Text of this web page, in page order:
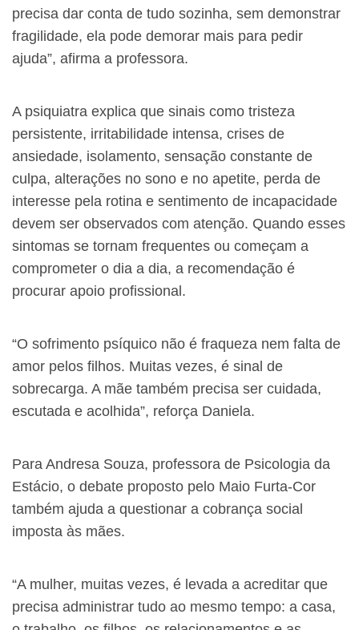
precisa dar conta de tudo sozinha, sem demonstrar
fragilidade, ela pode demorar mais para pedir
ajuda”, afirma a professora.
A psiquiatra explica que sinais como tristeza
persistente, irritabilidade intensa, crises de
ansiedade, isolamento, sensação constante de
culpa, alterações no sono e no apetite, perda de
interesse pela rotina e sentimento de incapacidade
devem ser observados com atenção. Quando esses
sintomas se tornam frequentes ou começam a
comprometer o dia a dia, a recomendação é
procurar apoio profissional.
“O sofrimento psíquico não é fraqueza nem falta de
amor pelos filhos. Muitas vezes, é sinal de
sobrecarga. A mãe também precisa ser cuidada,
escutada e acolhida”, reforça Daniela.
Para Andresa Souza, professora de Psicologia da
Estácio, o debate proposto pelo Maio Furta-Cor
também ajuda a questionar a cobrança social
imposta às mães.
“A mulher, muitas vezes, é levada a acreditar que
precisa administrar tudo ao mesmo tempo: a casa,